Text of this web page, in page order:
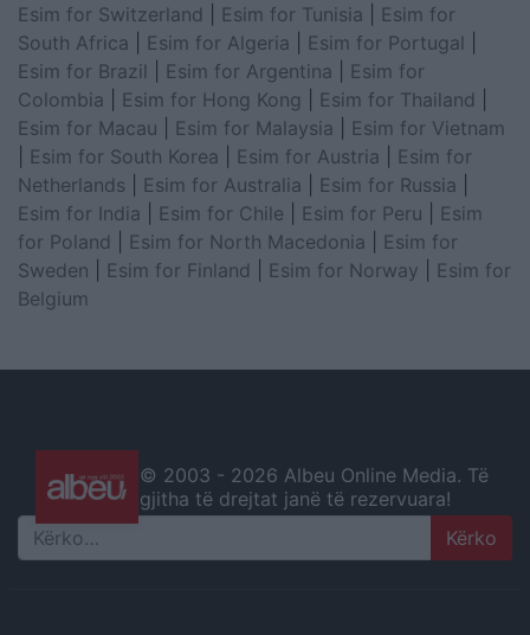
Esim for Switzerland
Esim for Tunisia
Esim for
South Africa
Esim for Algeria Esim for Portugal
Esim for Brazil
Esim for Argentina
Esim for
Colombia
Esim for Hong Kong Esim for Thailand
Esim for Macau
Esim for Malaysia
Esim for Vietnam
Esim for South Korea Esim for Austria
Esim for
Netherlands
Esim for Australia Esim for Russia
Esim for India
Esim for Chile Esim for Peru
Esim
for Poland
Esim for North Macedonia
Esim for
Sweden
Esim for Finland Esim for Norway
Esim for
Belgium
© 2003 - 2026 Albeu Online Media. Të
gjitha të drejtat janë të rezervuara!
Search